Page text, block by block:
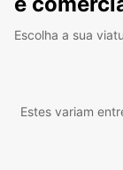
Escolha a sua
Estes variam